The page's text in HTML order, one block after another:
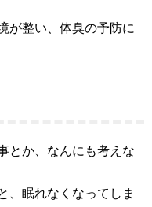
が整い、体臭の予防に
とか、なんにも考えな
、眠れなくなってしま